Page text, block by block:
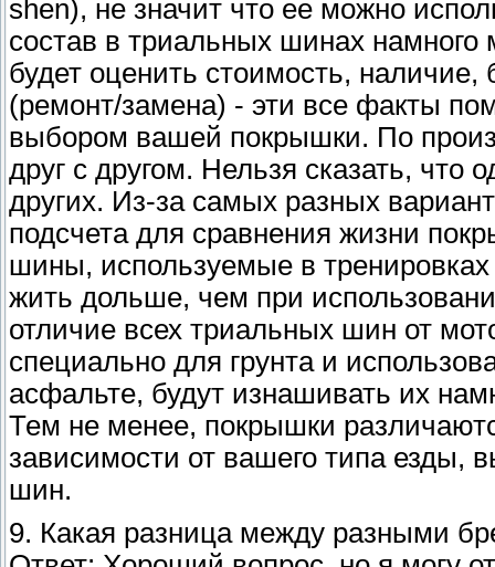
shen), не значит что ее можно
состав в триальных шинах
будет оценить стоимость,
(ремонт/замена) - эти все факты
выбором вашей покрышки. По
друг с другом. Нельзя сказать,
других. Из-за самых разных
подсчета для сравнения жизни
шины, используемые в тренировках
жить дольше, чем при
отличие всех триальных шин от
специально для грунта и
асфальте, будут изнашивать их
Тем не менее, покрышки
зависимости от вашего типа езды,
шин.
9. Какая разница между разными